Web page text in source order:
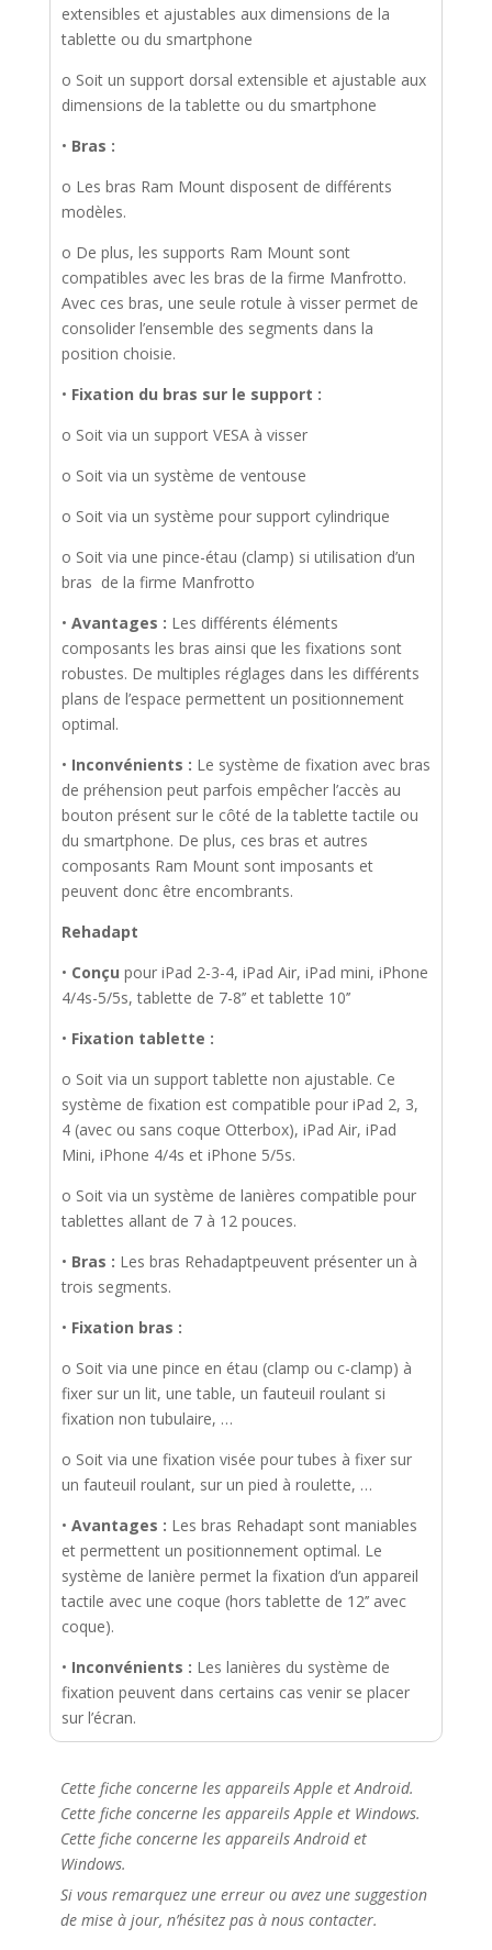
extensibles et ajustables aux dimensions de la
tablette ou du smartphone
o Soit un support dorsal extensible et ajustable aux
dimensions de la tablette ou du smartphone
• Bras :
o Les bras Ram Mount disposent de différents
modèles.
o De plus, les supports Ram Mount sont
compatibles avec les bras de la firme Manfrotto.
Avec ces bras, une seule rotule à visser permet de
consolider l’ensemble des segments dans la
position choisie.
• Fixation du bras sur le support :
o Soit via un support VESA à visser
o Soit via un système de ventouse
o Soit via un système pour support cylindrique
o Soit via une pince-étau (clamp) si utilisation d’un
bras de la firme Manfrotto
• Avantages : Les différents éléments
composants les bras ainsi que les fixations sont
robustes. De multiples réglages dans les différents
plans de l’espace permettent un positionnement
optimal.
• Inconvénients : Le système de fixation avec bras
de préhension peut parfois empêcher l’accès au
bouton présent sur le côté de la tablette tactile ou
du smartphone. De plus, ces bras et autres
composants Ram Mount sont imposants et
peuvent donc être encombrants.
Rehadapt
• Conçu pour iPad 2-3-4, iPad Air, iPad mini, iPhone
4/4s-5/5s, tablette de 7-8’’ et tablette 10’’
• Fixation tablette :
o Soit via un support tablette non ajustable. Ce
système de fixation est compatible pour iPad 2, 3,
4 (avec ou sans coque Otterbox), iPad Air, iPad
Mini, iPhone 4/4s et iPhone 5/5s.
o Soit via un système de lanières compatible pour
tablettes allant de 7 à 12 pouces.
• Bras : Les bras Rehadaptpeuvent présenter un à
trois segments.
• Fixation bras :
o Soit via une pince en étau (clamp ou c-clamp) à
fixer sur un lit, une table, un fauteuil roulant si
fixation non tubulaire, …
o Soit via une fixation visée pour tubes à fixer sur
un fauteuil roulant, sur un pied à roulette, …
• Avantages : Les bras Rehadapt sont maniables
et permettent un positionnement optimal. Le
système de lanière permet la fixation d’un appareil
tactile avec une coque (hors tablette de 12’’ avec
coque).
• Inconvénients : Les lanières du système de
fixation peuvent dans certains cas venir se placer
sur l’écran.
Cette fiche concerne les appareils Apple et Android.
Cette fiche concerne les appareils Apple et Windows.
Cette fiche concerne les appareils Android et
Windows.
Si vous remarquez une erreur ou avez une suggestion
de mise à jour, n’hésitez pas à nous contacter.